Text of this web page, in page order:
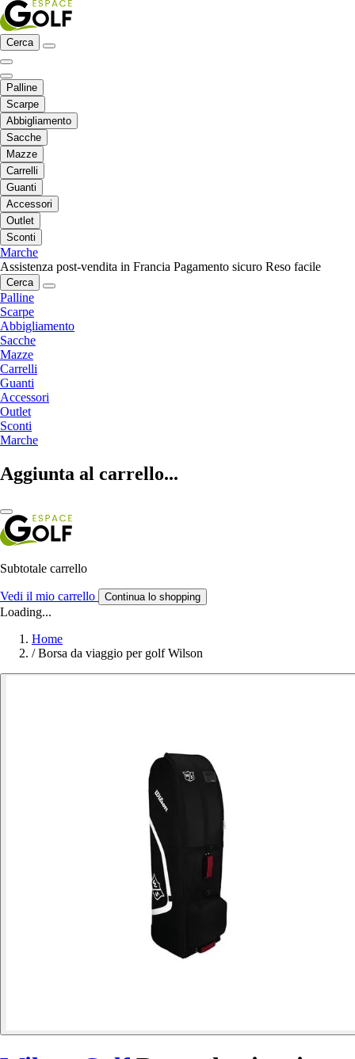
Cerca
Palline
Scarpe
Abbigliamento
Sacche
Mazze
Carrelli
Guanti
Accessori
Outlet
Sconti
Marche
Assistenza post-vendita in Francia Pagamento sicuro Reso facile
Cerca
Palline
Scarpe
Abbigliamento
Sacche
Mazze
Carrelli
Guanti
Accessori
Outlet
Sconti
Marche
Aggiunta al carrello...
Subtotale carrello
Vedi il mio carrello Continua lo shopping
Loading...
Home
/ Borsa da viaggio per golf Wilson